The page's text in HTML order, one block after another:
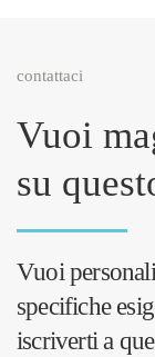
contattaci
Vuoi
su
Vuoi
specifiche
iscriverti a